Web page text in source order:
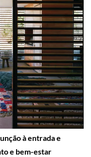
à entrada e
e bem-estar